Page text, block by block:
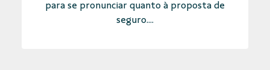
para se pronunciar quanto à proposta de
seguro....